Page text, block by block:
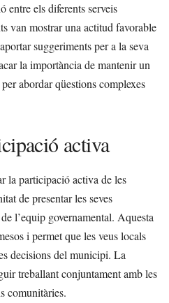
els diferents serveis
van mostrar una actitud favorable
suggeriments per a la seva
la importància de mantenir un
abordar qüestions complexes
activa
la participació activa de les
de presentar les seves
l’equip governamental. Aquesta
i permet que les veus locals
decisions del municipi. La
treballant conjuntament amb les
comunitàries.